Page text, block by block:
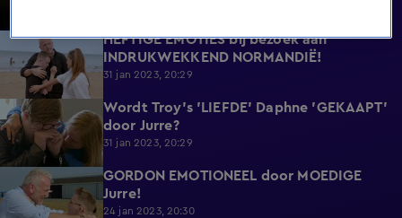
8:00
HEFTIGE EMOTIES bij bezoek aan
INDRUKWEKKEND NORMANDIË!
31 jan 2023, 20:29
7:52
Wordt Troy's 'LIEFDE' Daphne 'GEKAAPT'
door Jurre?
31 jan 2023, 20:29
7:05
GORDON EMOTIONEEL door MOEDIGE
Jurre!
24 jan 2023, 20:30